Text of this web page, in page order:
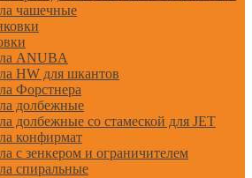
чашечные
ANUBA
HW для шкантов
Форстнера
долбежные
долбежные со стамеской для JET
конфирмат
с зенкером и ограничителем
спиральные